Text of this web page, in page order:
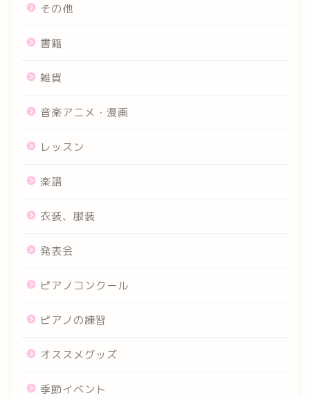
その他
書籍
雑貨
音楽アニメ・漫画
レッスン
楽譜
衣装、服装
発表会
ピアノコンクール
ピアノの練習
オススメグッズ
季節イベント